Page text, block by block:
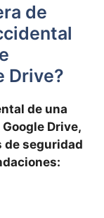
de
Drive?
de una
Drive,
de seguridad